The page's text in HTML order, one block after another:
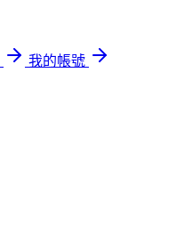
我的帳號